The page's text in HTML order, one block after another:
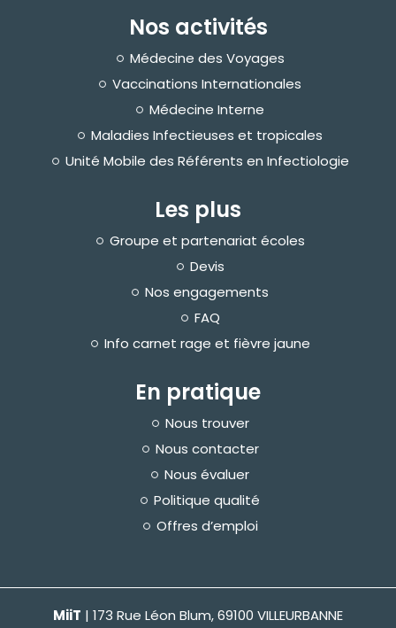
Nos activités
Médecine des Voyages
Vaccinations Internationales
Médecine Interne
Maladies Infectieuses et tropicales
Unité Mobile des Référents en Infectiologie
Les plus
Groupe et partenariat écoles
Devis
Nos engagements
FAQ
Info carnet rage et fièvre jaune
En pratique
Nous trouver
Nous contacter
Nous évaluer
Politique qualité
Offres d’emploi
MiiT | 173 Rue Léon Blum, 69100 VILLEURBANNE